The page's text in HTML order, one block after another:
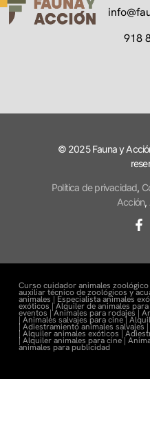
918
© 2025 Fauna y
Política de privacidad,
Acción,
Curso cuidador animales zoológico
auxiliar técnico de zoológicos y
animales | Especialista animales
exóticos |Alquiler de animales
eventos |Animales para rodajes |
| Animales salvajes para cine |
| Adiestramiento animales salvajes |
| Alquiler animales exóticos |
| Alquiler animales para cine |
animales para publicidad